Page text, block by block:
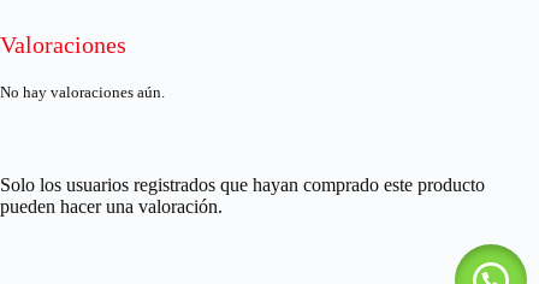
Valoraciones
No hay valoraciones aún.
Solo los usuarios registrados que hayan comprado este producto
pueden hacer una valoración.